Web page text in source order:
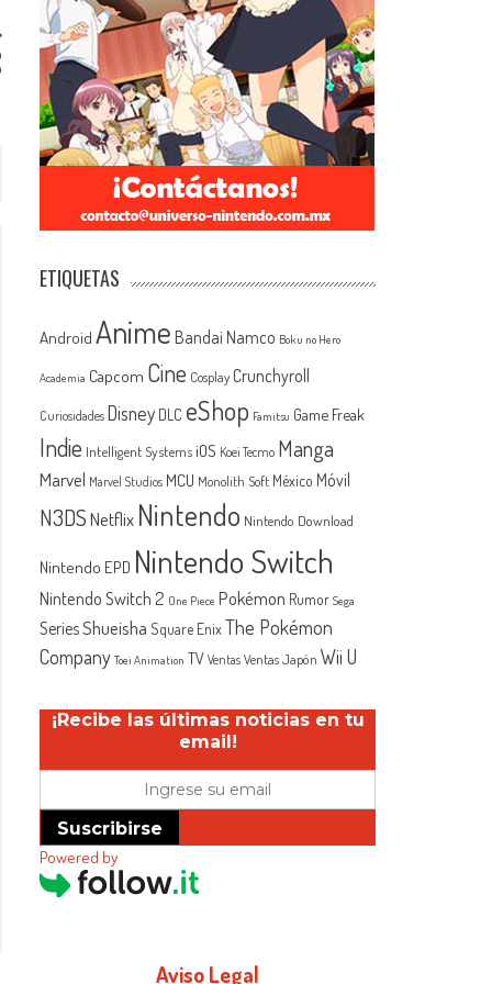
ETIQUETAS
Android Anime Bandai Namco Boku no Hero
Academia Capcom Cine Cosplay Crunchyroll
Curiosidades Disney DLC eShop Famitsu Game Freak
Indie Intelligent Systems iOS Koei Tecmo Manga
Marvel Marvel Studios MCU Monolith Soft México Móvil
N3DSNetflix Nintendo Nintendo Download
Nintendo EPD Nintendo Switch
Nintendo Switch 2 One Piece Pokémon Rumor Sega
SeriesShueisha Square EnixThe Pokémon
Company Toei Animation TV Ventas Ventas Japón Wii U
¡Recibe las últimas noticias en tu
email!
Suscribirse
Powered by
Aviso Legal